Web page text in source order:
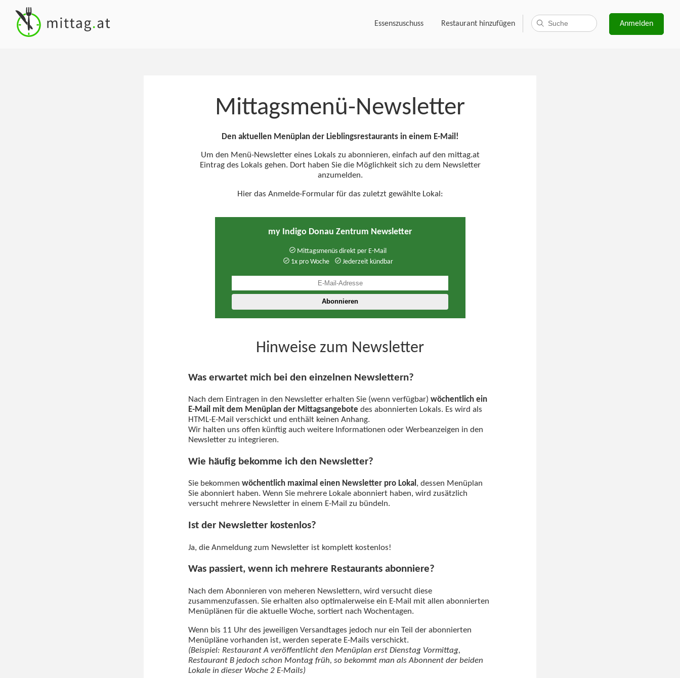
Essenszuschuss Restaurant hinzufügen Anmelden
Mittagsmenü-Newsletter
Den aktuellen Menüplan der Lieblingsrestaurants in einem E-Mail!
Um den Menü-Newsletter eines Lokals zu abonnieren, einfach auf den mittag.at
Eintrag des Lokals gehen. Dort haben Sie die Möglichkeit sich zu dem Newsletter
anzumelden.
Hier das Anmelde-Formular für das zuletzt gewählte Lokal:
my Indigo Donau Zentrum Newsletter
Mittagsmenüs direkt per E-Mail
1x pro Woche
Jederzeit kündbar
Hinweise zum Newsletter
Was erwartet mich bei den einzelnen Newslettern?
Nach dem Eintragen in den Newsletter erhalten Sie (wenn verfügbar) wöchentlich ein
E-Mail mit dem Menüplan der Mittagsangebote des abonnierten Lokals. Es wird als
HTML-E-Mail verschickt und enthält keinen Anhang.
Wir halten uns offen künftig auch weitere Informationen oder Werbeanzeigen in den
Newsletter zu integrieren.
Wie häufig bekomme ich den Newsletter?
Sie bekommen wöchentlich maximal einen Newsletter pro Lokal, dessen Menüplan
Sie abonniert haben. Wenn Sie mehrere Lokale abonniert haben, wird zusätzlich
versucht mehrere Newsletter in einem E-Mail zu bündeln.
Ist der Newsletter kostenlos?
Ja, die Anmeldung zum Newsletter ist komplett kostenlos!
Was passiert, wenn ich mehrere Restaurants abonniere?
Nach dem Abonnieren von meheren Newslettern, wird versucht diese
zusammenzufassen. Sie erhalten also optimalerweise ein E-Mail mit allen abonnierten
Menüplänen für die aktuelle Woche, sortiert nach Wochentagen.
Wenn bis 11 Uhr des jeweiligen Versandtages jedoch nur ein Teil der abonnierten
Menüpläne vorhanden ist, werden seperate E-Mails verschickt.
(Beispiel: Restaurant A veröffentlicht den Menüplan erst Dienstag Vormittag,
Restaurant B jedoch schon Montag früh, so bekommt man als Abonnent der beiden
Lokale in dieser Woche 2 E-Mails)